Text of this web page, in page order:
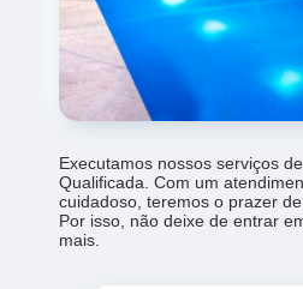
Executamos nossos serviços
Qualificada. Com um
cuidadoso, teremos o prazer
Por isso, não deixe de entrar
mais.